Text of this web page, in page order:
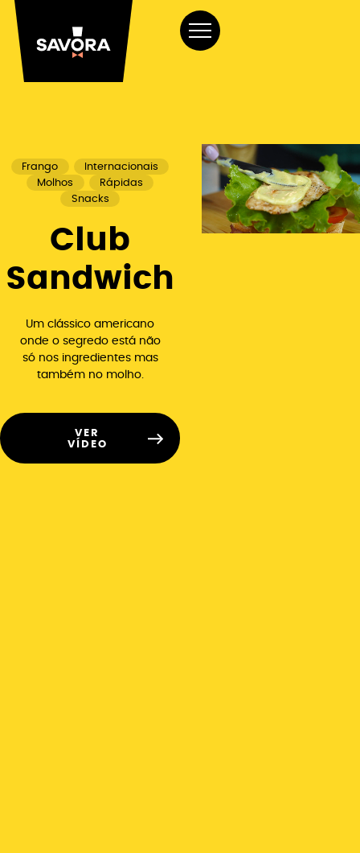
Frango
Internacionais
Molhos
Rápidas
Snacks
Club
Sandwich
Um clássico americano
onde o segredo está não
só nos ingredientes mas
também no molho.
VER
VÍDEO